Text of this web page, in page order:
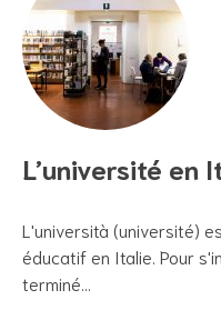
L’université en
L'università (université)
éducatif en Italie. Pour
terminé…